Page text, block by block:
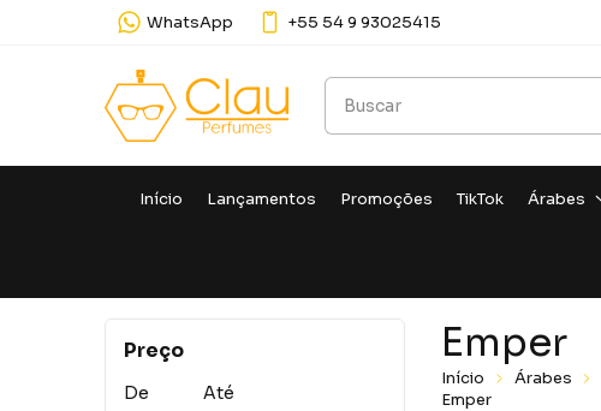
WhatsApp +55 54 9 93025415
Início Lançamentos Promoções TikTok Árabes
Preço
De
Até
Emper
Início Árabes
Emper